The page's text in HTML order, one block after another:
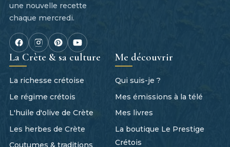
une nouvelle recette
chaque mercredi.
La Crète & sa culture
La richesse crétoise
Le régime crétois
L'huile d'olive de Crète
Les herbes de Crète
Me découvrir
Qui suis-je ?
Mes émissions à la télé
Mes livres
La boutique Le Prestige
Crétois